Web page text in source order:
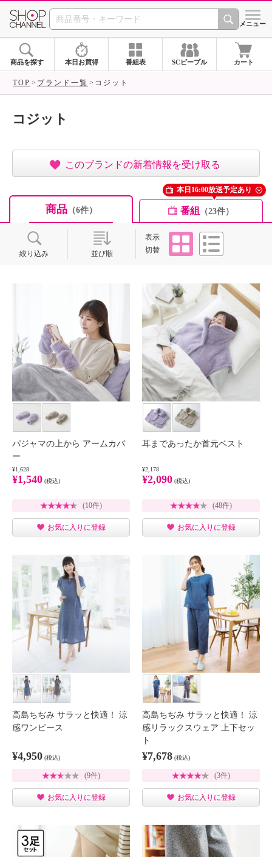
SHOP CHANNEL ショッ
メニュー
商品を探す 本日お買得 番組表 SCピープル カート
TOP ブランド一覧 コジット
コジット
このブランドの新着情報を受け取る
商品（6件） 番組 （23件）
本日16:00放送予定あり
絞り込み 並び順
表示
切替
タイル
パジャマの上から アームカバ
ー
¥1,628
¥1,540 (税込)
(10件)
お気に入りに登録
耳まであったか首元ベスト
¥2,178
¥2,090 (税込)
(48件)
お気に入りに登録
高島ちぢみ サラッと快適！ 涼
感ワンピース
¥4,950 (税込)
(9件)
お気に入りに登録
高島ちぢみ サラッと快適！ 涼
感リラックスウェア 上下セッ
ト
¥7,678 (税込)
(3件)
お気に入りに登録